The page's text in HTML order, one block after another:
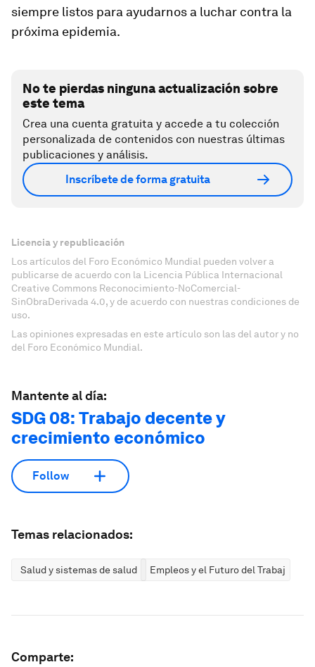
siempre listos para ayudarnos a luchar contra la
próxima epidemia.
No te pierdas ninguna actualización sobre
este tema
Crea una cuenta gratuita y accede a tu colección
personalizada de contenidos con nuestras últimas
publicaciones y análisis.
Inscríbete de forma gratuita
Licencia y republicación
Los artículos del Foro Económico Mundial pueden volver a
publicarse de acuerdo con la Licencia Pública Internacional
Creative Commons Reconocimiento-NoComercial-
SinObraDerivada 4.0, y de acuerdo con nuestras condiciones de
uso.
Las opiniones expresadas en este artículo son las del autor y no
del Foro Económico Mundial.
Mantente al día:
SDG 08: Trabajo decente y
crecimiento económico
Follow
Temas relacionados:
Salud y sistemas de salud Empleos y el Futuro del Trabajo
Comparte: